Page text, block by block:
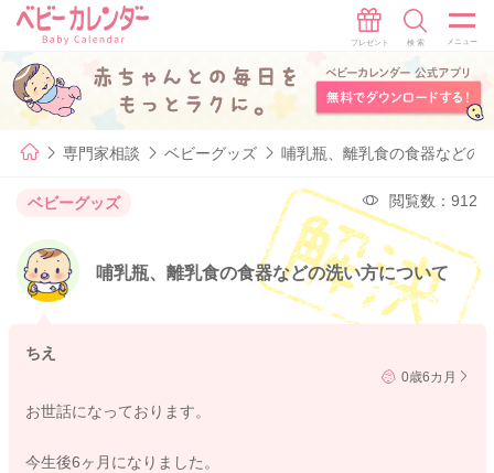
専門家相談 ベビーグッズ 哺乳瓶、離乳食の食器などの
ベビーグッズ 閲覧数：912
哺乳瓶、離乳食の食器などの洗い方について
ちえ
0歳6カ月
お世話になっております。
今生後6ヶ月になりました。